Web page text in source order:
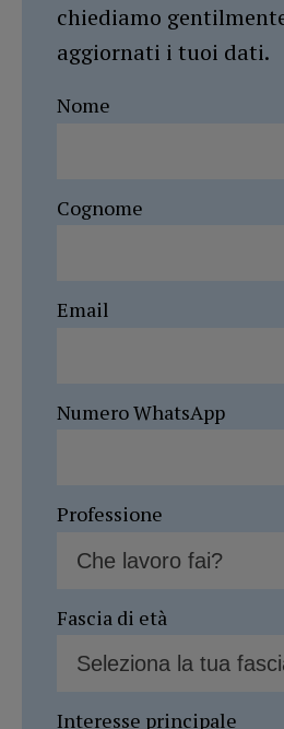
chiediamo
aggiornati i tuoi dati.
Nome
Cognome
Email
Numero WhatsApp
Professione
Fascia di età
Interesse principale